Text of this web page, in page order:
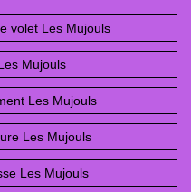
volet Les Mujouls
Mujouls
Les Mujouls
Les Mujouls
Les Mujouls